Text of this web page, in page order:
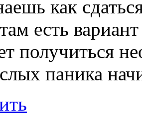
как
есть
получиться
паника